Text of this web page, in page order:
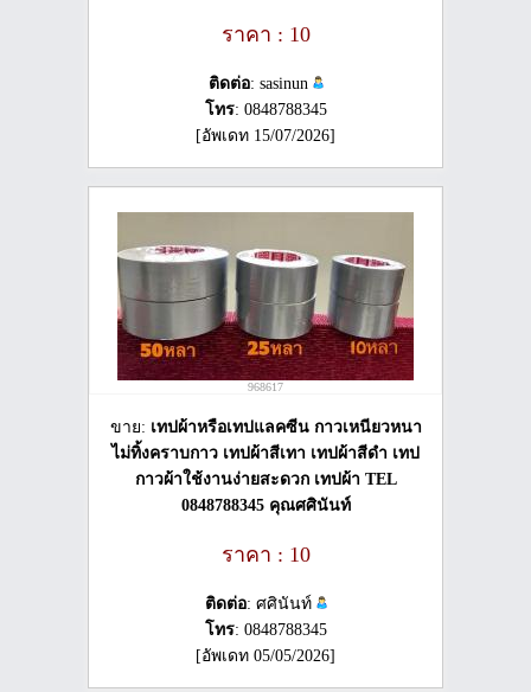
ราคา : 10
ติดต่อ: sasinun
โทร: 0848788345
[อัพเดท 15/07/2026]
968617
ขาย: เทปผ้าหรือเทปแลคซีน กาวเหนียวหนา
ไม่ทิ้งคราบกาว เทปผ้าสีเทา เทปผ้าสีดำ เทป
กาวผ้าใช้งานง่ายสะดวก เทปผ้า TEL
0848788345 คุณศศินันท์
ราคา : 10
ติดต่อ: ศศินันท์
โทร: 0848788345
[อัพเดท 05/05/2026]